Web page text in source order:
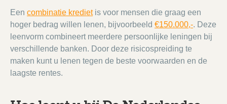
Een combinatie kredietis voor mensen die graag een
hoger bedrag willen lenen, bijvoorbeeld €150.000,-. Deze
leenvorm combineert meerdere persoonlijke leningen bij
verschillende banken. Door deze risicospreiding te
maken kunt u lenen tegen de beste voorwaarden en de
laagste rentes.